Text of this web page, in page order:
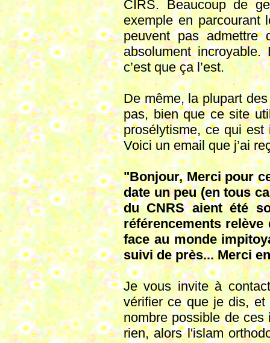
CIRS. Beaucoup de
exemple en
peuvent pas
absolument
c’est que ça l’est.
De même, la plupart
pas, bien que ce site
prosélytisme, ce qui est
Voici un email que j’ai
"Bonjour, Merci pour
date un peu (en tous
du CNRS aient été
référencements relève
face au monde
suivi de près... Merci
Je vous invite à
vérifier ce que je dis, et
nombre possible de
rien, alors l'islam